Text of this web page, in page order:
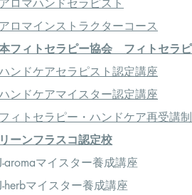
ロマハンドセラピスト
ロマインストラクターコース
フィトセラピー協会 フィトセラ
ンドケアセラピスト認定講座
ンドケアマイスター認定講座
ィトセラピー・ハンドケア再受講
ーンフラスコ認定校
aromaマイスター養成講座
herbマイスター養成講座